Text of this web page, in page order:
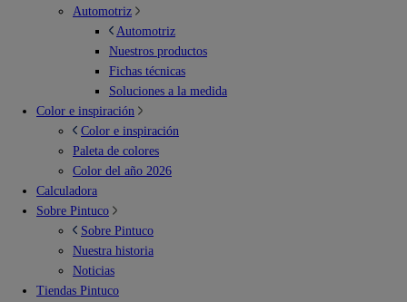
Automotriz
Automotriz
Nuestros productos
Fichas técnicas
Soluciones a la medida
Color e inspiración
Color e inspiración
Paleta de colores
Color del año 2026
Calculadora
Sobre Pintuco
Sobre Pintuco
Nuestra historia
Noticias
Tiendas Pintuco